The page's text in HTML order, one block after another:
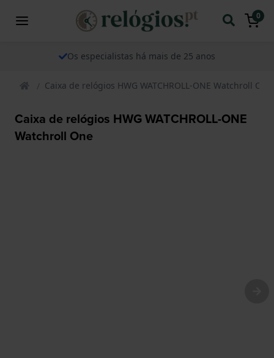
0
Os especialistas há mais de 25 anos
Caixa de relógios HWG WATCHROLL-ONE Watchroll One
Caixa de relógios HWG WATCHROLL-ONE
Watchroll One